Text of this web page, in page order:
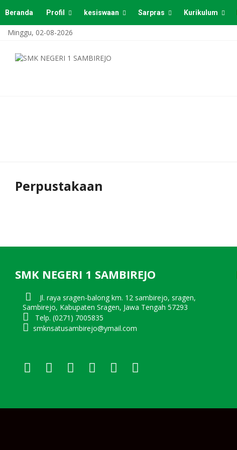
Beranda Profil kesiswaan Sarpras Kurikulum
Minggu, 02-08-2026
Perpustakaan
SMK NEGERI 1 SAMBIREJO
Jl. raya sragen-balong km. 12 sambirejo, sragen,
Sambirejo, Kabupaten Sragen, Jawa Tengah 57293
Telp. (0271) 7005835
smknsatusambirejo@ymail.com